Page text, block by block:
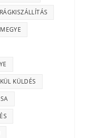
KÜLDÉS